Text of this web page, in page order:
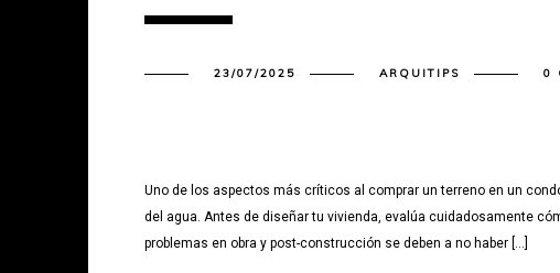
23/07/2025 ARQUITIPS 0
Uno de los aspectos más críticos al comprar un terreno en un
del agua. Antes de diseñar tu vivienda, evalúa cuidadosamente
problemas en obra y post-construcción se deben a no haber […]